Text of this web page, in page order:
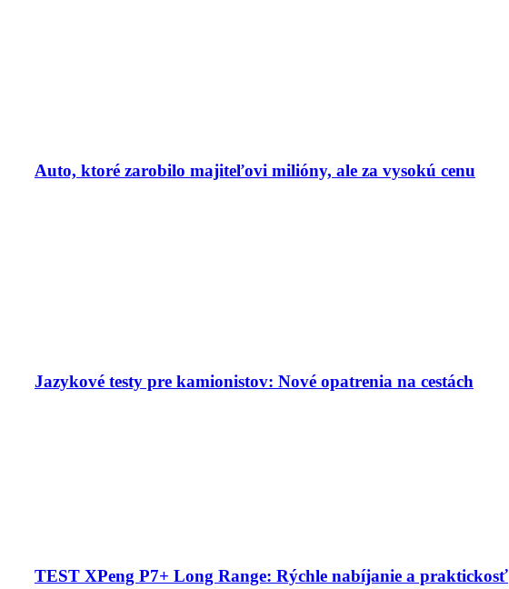
Auto, ktoré zarobilo majiteľovi milióny, ale za vysokú cenu
Jazykové testy pre kamionistov: Nové opatrenia na cestách
TEST XPeng P7+ Long Range: Rýchle nabíjanie a praktickosť